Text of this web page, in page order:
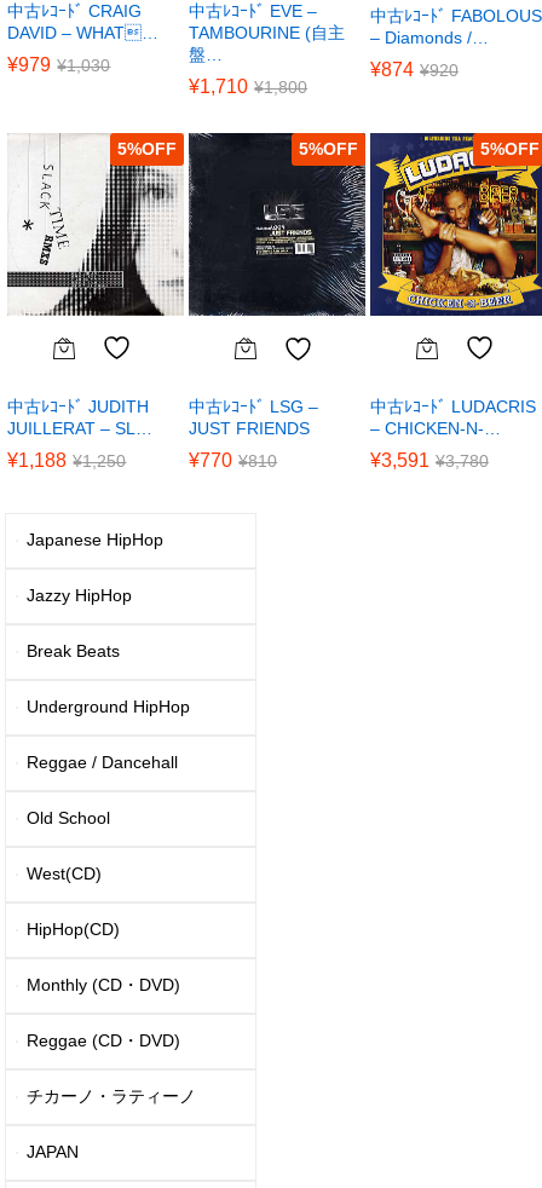
中古ﾚｺｰﾄﾞ CRAIG
DAVID – WHAT…
¥979 ¥1,030
中古ﾚｺｰﾄﾞ EVE –
TAMBOURINE (自主
盤…
¥1,710 ¥1,800
中古ﾚｺｰﾄﾞ FABOLOUS
– Diamonds /…
¥874 ¥920
5%
中古ﾚｺｰﾄﾞ JUDITH
JUILLERAT – SL…
¥1,188 ¥1,250
5%
中古ﾚｺｰﾄﾞ LSG –
JUST FRIENDS
¥770 ¥810
5%
中古ﾚｺｰﾄﾞ LUDACRIS
– CHICKEN-N-…
¥3,591 ¥3,780
Japanese HipHop
Jazzy HipHop
Break Beats
Underground HipHop
Reggae / Dancehall
Old School
West(CD)
HipHop(CD)
Monthly (CD・DVD)
Reggae (CD・DVD)
チカーノ・ラティーノ
JAPAN